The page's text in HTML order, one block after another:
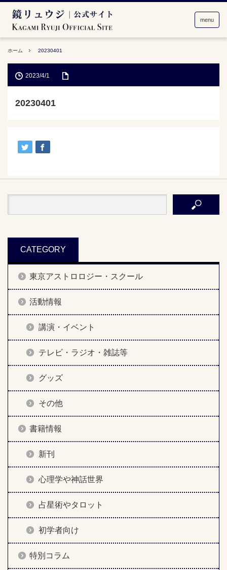
menu
ホーム 20230401
2023/4/1
20230401
CATEGORY
東京アストロロジー・スクール
活動情報
講演・イベント
テレビ・ラジオ・雑誌等
グッズ
その他
書籍情報
新刊
心理学や神話世界
占星術やタロット
初学者向け
特別コラム